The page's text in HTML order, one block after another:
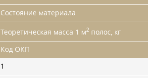
Состояние материала
Теоретическая масса 1 м2 полос, кг
Код ОКП
1